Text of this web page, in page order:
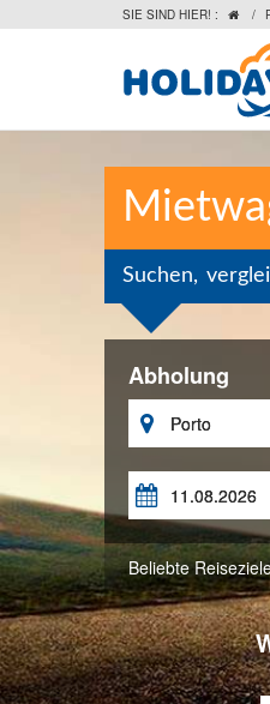
SIE SIND HIER! :  /
Suchen,
Abholung


Beliebte